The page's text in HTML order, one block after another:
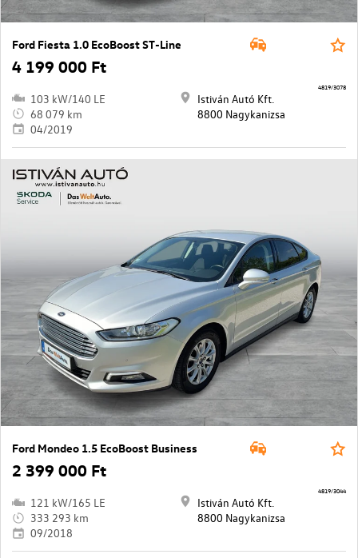
Ford Fiesta 1.0 EcoBoost ST-Line
4 199 000 Ft
103 kW/140 LE
68 079 km
04/2019
Istiván Autó Kft.
8800 Nagykanizsa
4819/3078
Ford Mondeo 1.5 EcoBoost Business
2 399 000 Ft
121 kW/165 LE
333 293 km
09/2018
Istiván Autó Kft.
8800 Nagykanizsa
4819/3044